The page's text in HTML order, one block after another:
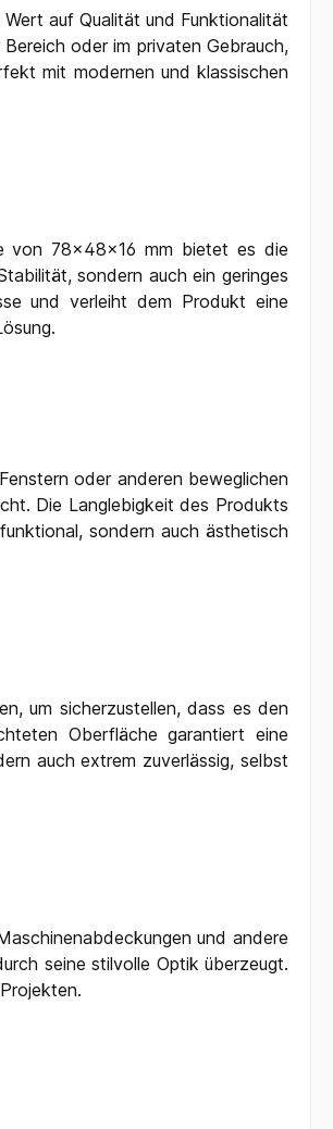
auf Qualität und Funktionalität
oder im privaten Gebrauch,
mit modernen und klassischen
von 78x48x16 mm bietet es die
sondern auch ein geringes
und verleiht dem Produkt eine
oder anderen beweglichen
Die Langlebigkeit des Produkts
sondern auch ästhetisch
um sicherzustellen, dass es den
Oberfläche garantiert eine
auch extrem zuverlässig, selbst
und andere
seine stilvolle Optik überzeugt.